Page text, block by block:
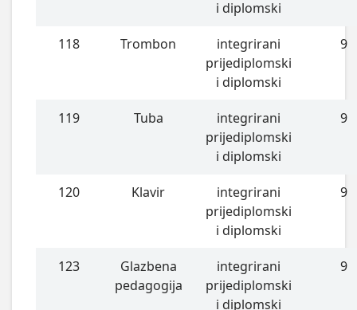
i diplomski
118 Trombon
integrirani
prijediplomski
i diplomski
9
119 Tuba
integrirani
prijediplomski
i diplomski
9
120 Klavir
integrirani
prijediplomski
i diplomski
9
123
Glazbena
pedagogija
integrirani
prijediplomski
i diplomski
9